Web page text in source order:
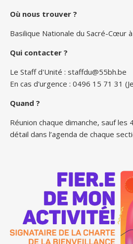
Où nous trouver ?
Basilique Nationale du Sacré-Cœur
Qui contacter ?
Le Staff d'Unité : staffdu@55bh.be
En cas d'urgence : 0496 15 71 31
Quand ?
Réunion chaque dimanche, sauf les
détail dans l’agenda de chaque